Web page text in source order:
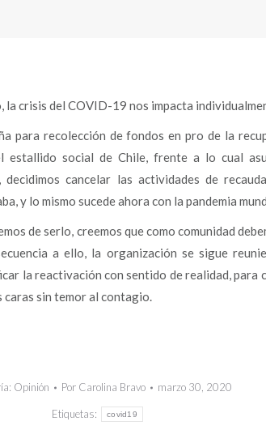
crisis del COVID-19 nos impacta
para recolección de fondos en pro de la
estallido social de Chile, frente a lo cual
cancelar las actividades de
y lo mismo sucede ahora con la pandemia
de serlo, creemos que como comunidad
a ello, la organización se sigue
la reactivación con sentido de realidad, para
caras sin temor al contagio.
Opinión Por Carolina Bravo marzo 30, 2020
Etiquetas: covid19